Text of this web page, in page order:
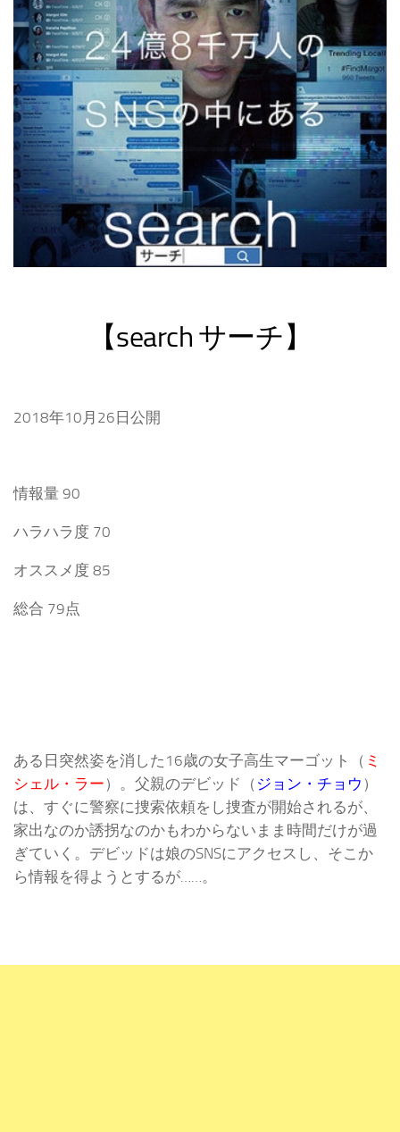
【search サーチ】
2018年10月26日公開
情報量 90
ハラハラ度 70
オススメ度 85
総合 79点
ある日突然姿を消した16歳の女子高生マーゴット（ ミ
シェル・ラー ）。父親のデビッド（ ジョン・チョウ ）
は、すぐに警察に捜索依頼をし捜査が開始されるが、
家出なのか誘拐なのかもわからないまま時間だけが過
ぎていく。デビッドは娘のSNSにアクセスし、そこか
ら情報を得ようとするが……。